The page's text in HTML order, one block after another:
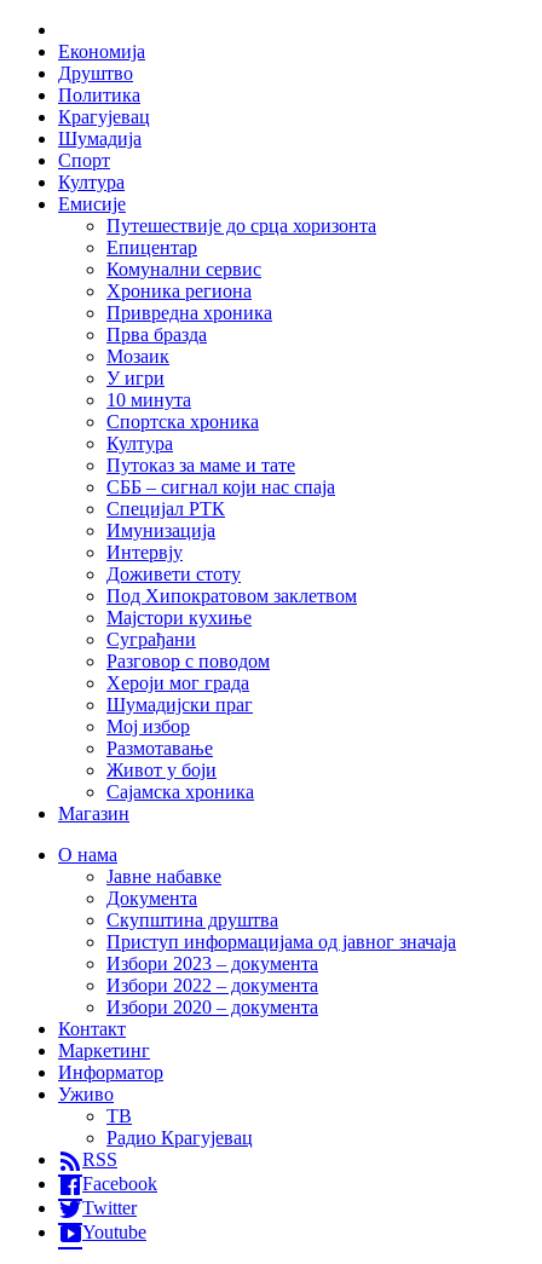
Skip
content
Економија
Друштво
Политика
Крагујевац
Шумадија
Спорт
Култура
Емисије
Путешествије до срца хоризонта
Епицентар
Комунални сервис
Хроника региона
Привредна хроника
Прва бразда
Мозаик
У игри
10 минута
Спортска хроника
Култура
Путоказ за маме и тате
СББ – сигнал који нас спаја
Специјал РТК
Имунизација
Интервју
Доживети стоту
Под Хипократовом заклетвом
Мајстори кухиње
Суграђани
Разговор с поводом
Хероји мог града
Шумадијски праг
Мој избор
Размотавање
Живот у боји
Сајамска хроника
Магазин
О нама
Јавне набавке
Документа
Скупштина друштва
Приступ информацијама од јавног значаја
Избори 2023 – документа
Избори 2022 – документа
Избори 2020 – документа
Контакт
Маркетинг
Информатор
Уживо
ТВ
Радио Крагујевац
RSS
Facebook
Twitter
Youtube